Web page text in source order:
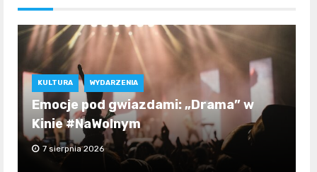
KULTURA WYDARZENIA
Emocje pod gwiazdami: „Drama” w
Kinie #NaWolnym
7 sierpnia 2026